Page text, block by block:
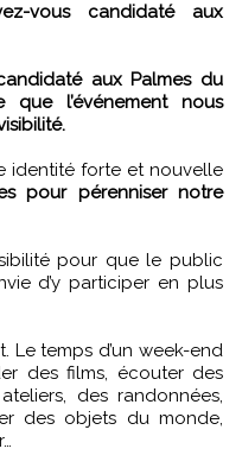
vous candidaté aux
aux Palmes du
que l’événement nous
identité forte et nouvelle
pour pérenniser notre
pour que le public
d’y participer en plus
Le temps d’un week-end
des films, écouter des
des randonnées,
des objets du monde,